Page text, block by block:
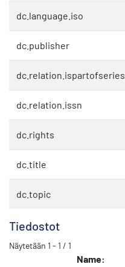
dc.language.iso
dc.publisher
dc.relation.ispartofseries
dc.relation.issn
dc.rights
dc.title
dc.topic
Tiedostot
Näytetään 1 - 1 / 1
Name: